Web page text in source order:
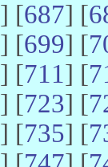
] [687] [
] [699] [
] [711] [
] [723] [
] [735] [